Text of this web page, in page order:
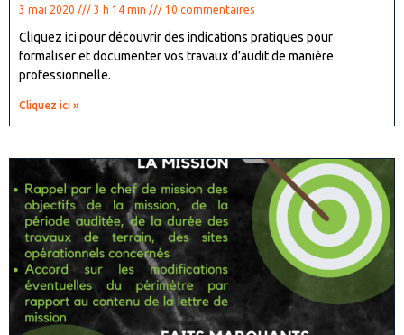
3 mai 2020 3 h 14 min 10 commentaires
Cliquez ici pour découvrir des indications pratiques pour
formaliser et documenter vos travaux d’audit de manière
professionnelle.
Cliquez ici »